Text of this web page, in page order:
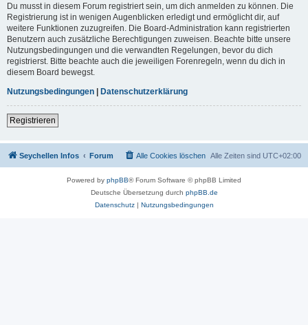
Du musst in diesem Forum registriert sein, um dich anmelden zu können. Die
Registrierung ist in wenigen Augenblicken erledigt und ermöglicht dir, auf
weitere Funktionen zuzugreifen. Die Board-Administration kann registrierten
Benutzern auch zusätzliche Berechtigungen zuweisen. Beachte bitte unsere
Nutzungsbedingungen und die verwandten Regelungen, bevor du dich
registrierst. Bitte beachte auch die jeweiligen Forenregeln, wenn du dich in
diesem Board bewegst.
Nutzungsbedingungen | Datenschutzerklärung
Registrieren
Seychellen Infos Forum Alle Zeiten sind UTC+02:00
Alle Cookies löschen
Powered by phpBB® Forum Software © phpBB Limited
Deutsche Übersetzung durch phpBB.de
Datenschutz| Nutzungsbedingungen